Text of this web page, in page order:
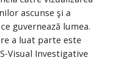
ascunse şi a
guvernează lumea.
a luat parte este
Visual Investigative